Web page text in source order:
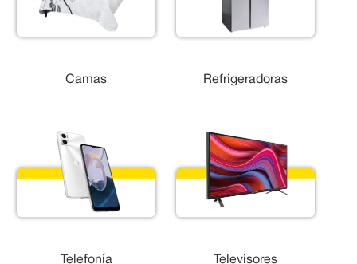
Camas Refrigeradoras
Telefonía Televisores